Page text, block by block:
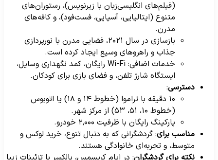
(فیلم‌های انگلیسی‌زبان با زیرنویس)، رستوران‌های
متنوع (ایتالیایی، آسیایی، فست‌فود)، و کافه‌های
مدرن.
بازسازی در سال ۲۰۲۱، فضایی مدرن با نورپردازی
جذاب و راهروهای وسیع ایجاد کرده است.
خدمات اضافی: Wi-Fi رایگان، کمد نگهداری وسایل،
ایستگاه شارژ تلفن، و فضای بازی برای کودکان.
دسترسی:
۱۰ دقیقه با تراموا (خطوط ۱۴ و ۱۸) یا اتوبوس
(خطوط ۱۰، ۵۱، ۵۳) از مرکز شهر.
پارکینگ رایگان با ظرفیت ۲,۰۰۰ خودرو.
مناسب برای: گردشگرانی که به دنبال تنوع، خرید لوکس و
متوسط، و تجربه‌ای خانوادگی هستند.
نکته برای گردشگران: در ایام کریسمس، بالکسر با تزئینات زیبا